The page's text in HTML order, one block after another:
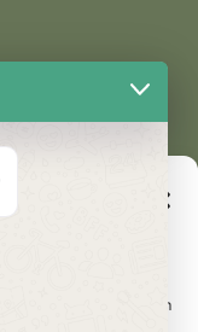
com les galetes
dispositiu. El
processar dades com
úniques en